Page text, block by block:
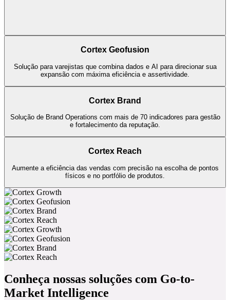
Cortex Geofusion
Solução para varejistas que combina dados e AI para direcionar sua
expansão com máxima eficiência e assertividade.
Cortex Brand
Solução de Brand Operations com mais de 70 indicadores para gestão
e fortalecimento da reputação.
Cortex Reach
Aumente a eficiência das vendas com precisão na escolha de pontos
físicos e no portfólio de produtos.
Conheça nossas soluções com Go-to-
Market Intelligence